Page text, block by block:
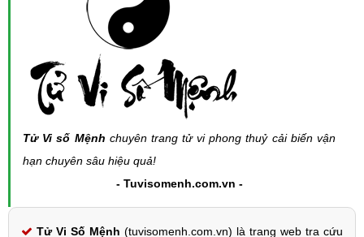
Tử Vi số Mệnh chuyên trang tử vi phong thuỷ cải biến vận
hạn chuyên sâu hiệu quả!
- Tuvisomenh.com.vn -
Tử Vi Số Mệnh (tuvisomenh.com.vn) là trang web tra cứu